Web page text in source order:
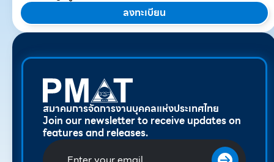
ลงทะเบียน
สมาคมการจัดการงานบุคคลแห่งประเทศไทย
Join our newsletter to receive updates on
features and releases.